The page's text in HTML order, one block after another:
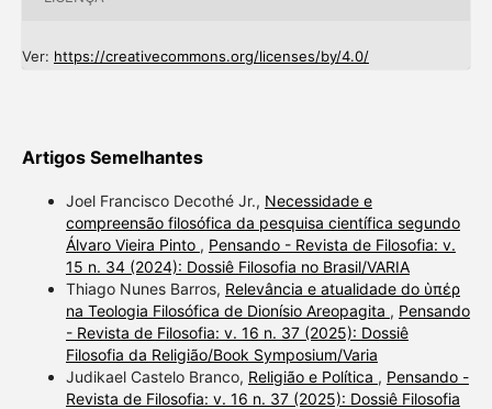
Ver: https://creativecommons.org/licenses/by/4.0/
Artigos Semelhantes
Joel Francisco Decothé Jr., Necessidade e
compreensão filosófica da pesquisa científica segundo
Álvaro Vieira Pinto , Pensando - Revista de Filosofia: v.
15 n. 34 (2024): Dossiê Filosofia no Brasil/VARIA
Thiago Nunes Barros, Relevância e atualidade do ὑπέρ
na Teologia Filosófica de Dionísio Areopagita , Pensando
- Revista de Filosofia: v. 16 n. 37 (2025): Dossiê
Filosofia da Religião/Book Symposium/Varia
Judikael Castelo Branco, Religião e Política , Pensando -
Revista de Filosofia: v. 16 n. 37 (2025): Dossiê Filosofia